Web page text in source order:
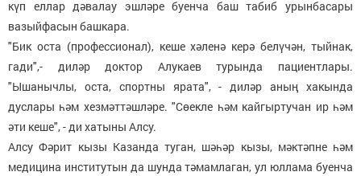
күп еллар дәвалау эшләре буенча баш табиб урынбасары
вазыйфасын башкара.
"Бик оста (профессионал), кеше хәленә керә белүчән, тыйнак,
гади",- диләр доктор Алукаев турында пациентлары.
"Ышанычлы, оста, спортны ярата", - диләр аның хакында
дуслары һәм хезмәттәшләре. "Сөекле һәм кайгыртучан ир һәм
әти кеше", - ди хатыны Алсу.
Алсу Фәрит кызы Казанда туган, шәһәр кызы, мәктәпне һәм
медицина институтын да шунда тәмамлаган, ул юллама буенча